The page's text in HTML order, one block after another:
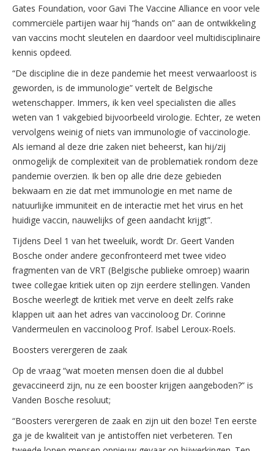
Gates Foundation, voor Gavi The Vaccine Alliance en voor vele
commerciële partijen waar hij “hands on” aan de ontwikkeling
van vaccins mocht sleutelen en daardoor veel multidisciplinaire
kennis opdeed.
“De discipline die in deze pandemie het meest verwaarloost is
geworden, is de immunologie” vertelt de Belgische
wetenschapper. Immers, ik ken veel specialisten die alles
weten van 1 vakgebied bijvoorbeeld virologie. Echter, ze weten
vervolgens weinig of niets van immunologie of vaccinologie.
Als iemand al deze drie zaken niet beheerst, kan hij/zij
onmogelijk de complexiteit van de problematiek rondom deze
pandemie overzien. Ik ben op alle drie deze gebieden
bekwaam en zie dat met immunologie en met name de
natuurlijke immuniteit en de interactie met het virus en het
huidige vaccin, nauwelijks of geen aandacht krijgt”.
Tijdens Deel 1 van het tweeluik, wordt Dr. Geert Vanden
Bosche onder andere geconfronteerd met twee video
fragmenten van de VRT (Belgische publieke omroep) waarin
twee collegae kritiek uiten op zijn eerdere stellingen. Vanden
Bosche weerlegt de kritiek met verve en deelt zelfs rake
klappen uit aan het adres van vaccinoloog Dr. Corinne
Vandermeulen en vaccinoloog Prof. Isabel Leroux-Roels.
Boosters verergeren de zaak
Op de vraag “wat moeten mensen doen die al dubbel
gevaccineerd zijn, nu ze een booster krijgen aangeboden?” is
Vanden Bosche resoluut;
“Boosters verergeren de zaak en zijn uit den boze! Ten eerste
ga je de kwaliteit van je antistoffen niet verbeteren. Ten